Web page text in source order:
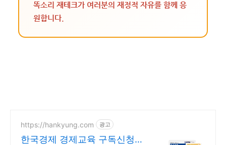
똑소리 재테크가 여러분의 재정적 자유를 함께 응
원합니다.
https://hankyung.com 광고
한국경제 경제교육 구독신청